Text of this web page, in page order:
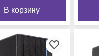
В корзину